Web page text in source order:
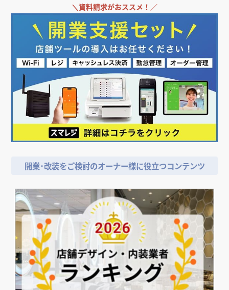
＼資料請求がおススメ！／
開業･改装をご検討のオーナー様に役立つコンテンツ